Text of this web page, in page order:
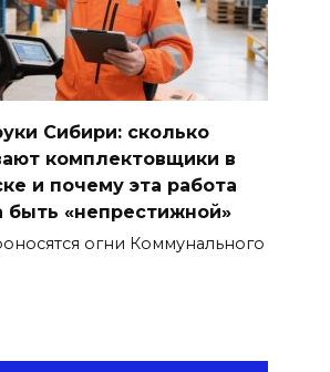
Сибири: сколько
комплектовщики в
и почему эта работа
быть «непрестижной»
огни Коммунального